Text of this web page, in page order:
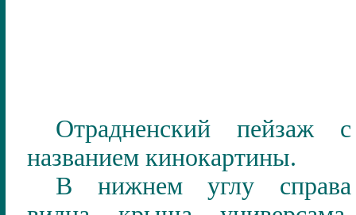
Отрадненский пейзаж с
названием кинокартины.
В нижнем углу справа